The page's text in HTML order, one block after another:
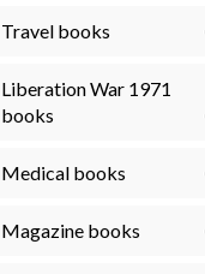
Travel books
Liberation War 1971
books
Medical books
Magazine books